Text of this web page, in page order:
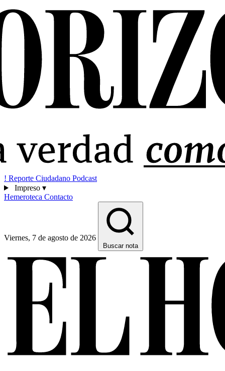
! Reporte Ciudadano Podcast
Impreso ▾
Hemeroteca Contacto
Viernes, 7 de agosto de 2026
Buscar nota